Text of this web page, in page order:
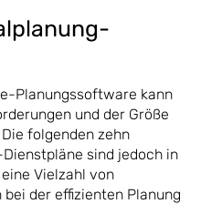
Planungssoftware kann
und der Größe
folgenden zehn
sind jedoch in
Vielzahl von
der effizienten Planung